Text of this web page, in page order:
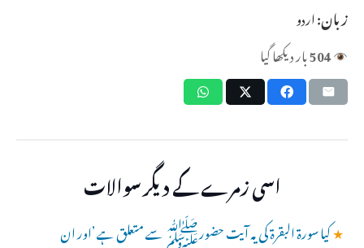
زبان:اردو
504بار دیکھا گیا
اسی زمرے کے دیگر سوالات
★کیا سورۃ البقرۃ کی یہ آیت حضورﷺ سے متعلق ہے ’اور ان